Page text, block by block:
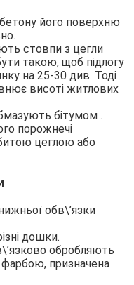
його поверхню
стовпи з цегли
такою, щоб підлогу
на 25-30 див. Тоді
висоті житлових
бітумом .
порожнечі
цеглою або
обв\’язки
дошки.
обробляють
призначена